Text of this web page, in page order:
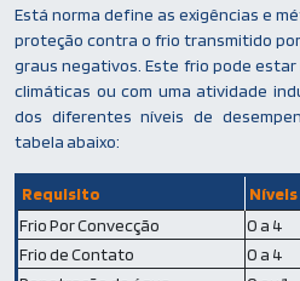
Está norma define as exigências e
proteção contra o frio transmitido
graus negativos. Este frio pode
climáticas ou com uma atividade
dos diferentes níveis de
tabela abaixo:
Requisito
Frio Por Convecção
0 a 4
Frio de Contato
0 a 4